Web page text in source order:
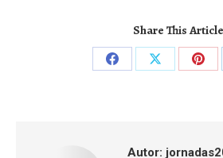
Share This Article
Compartilhar
Autor: